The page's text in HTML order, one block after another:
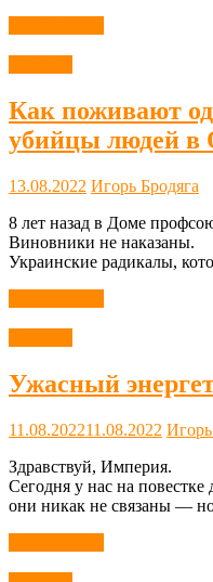
Как поживают
убийцы людей в
13.08.2022 Игорь Бродяга
8 лет назад в Доме
Виновники не наказаны.
Украинские радикалы,
Ужасный
11.08.202211.08.2022 Игорь
Здравствуй, Империя.
Сегодня у нас на
они никак не связаны — но